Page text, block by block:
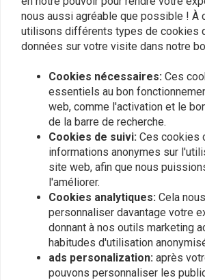
Simon Hofstetter
Erfüllt die Erwartungen. Absolut zufrieden
Plaats ook een review
Produits similaires
nous aussi agréable que possible ! À
utilisons différents types de cookies
données sur votre visite dans notre
Cookies nécessaires: Ces
essentiels au bon
web, comme l'activation et le
de la barre de recherche.
Cookies de suivi: Ces cookies
informations anonymes sur
site web, afin que nous
l'améliorer.
Cookies analytiques: Cela
personnaliser davantage votre
donnant à nos outils marketing
habitudes d'utilisation
ads personalization: après
pouvons personnaliser les